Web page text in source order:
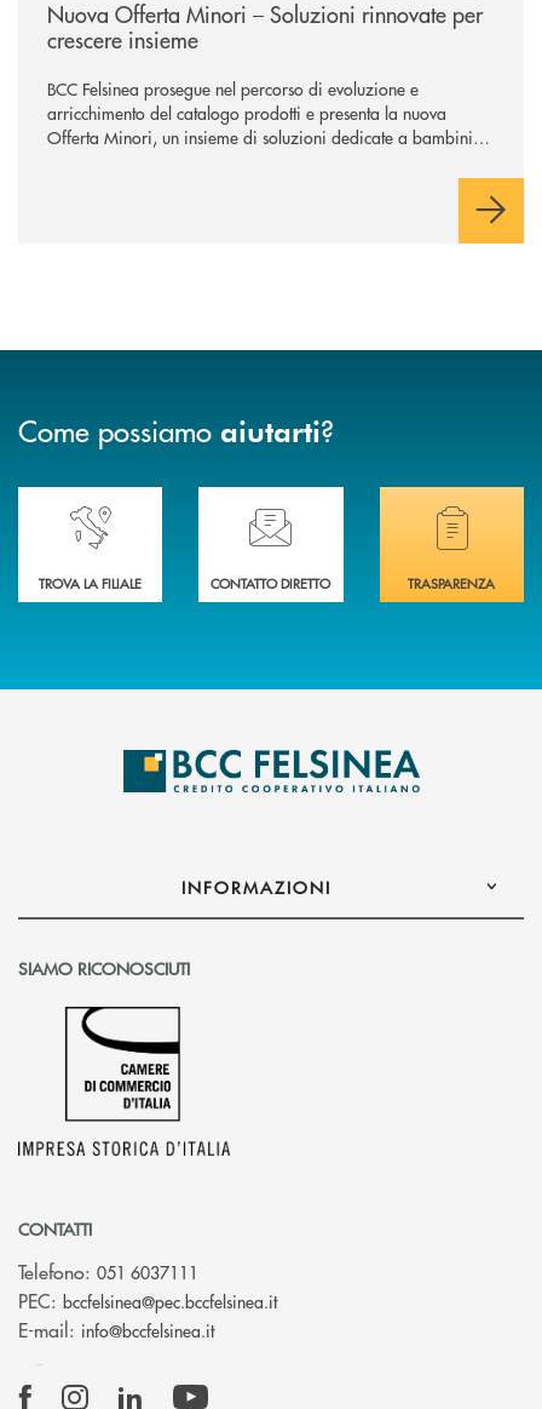
Nuova Offerta Minori – Soluzioni rinnovate per
crescere insieme
BCC Felsinea prosegue nel percorso di evoluzione e
arricchimento del catalogo prodotti e presenta la nuova
Offerta Minori, un insieme di soluzioni dedicate a bambini e
sviluppo di una relazione consapevole con il denaro, sempre
Come possiamo aiutarti?
Accedi all' elenco completo delle nostre&nbsp; filiali .
TROVA LA FILIALE
Ti serve assistenza immediata? Contattaci!
CONTATTO DIRETTO
Hai bisogno di
TRASPARENZA
INFORMAZIONI
SIAMO RICONOSCIUTI
CONTATTI
Telefono: 051 6037111
PEC: bccfelsinea@pec.bccfelsinea.it(si apre l’app di posta
E-mail: info@bccfelsinea.it(si apre l’app di posta elettronica)